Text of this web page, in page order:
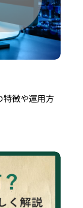
特徴や運用方